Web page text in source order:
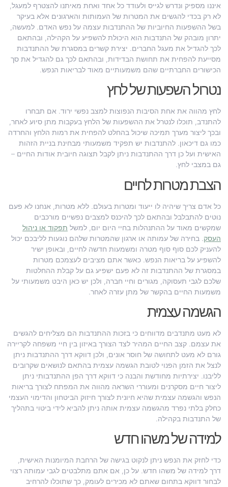
איננו מספיק ונדרש לגייס ולעודד כל אחד ואחת מאיתנו להצטרף למעגל,
לא רק בכדי להגשים את המטרות של העמותות והארגונים אלא בעיקר
בשל ההשפעות החיוביות של ההתנדבות עצמה על נפש האדם. למעשה,
יתרון מובהק של התנדבות הוא היכולת להשפיע על הקהילה, ובהתאם
לכך להגדיל את מעגל החברים. יצירת קשרים במסגרת של ההתנדבות
מסייעת להפחית את תחושת הבדידות, ובהתאם לכך גם להגדיל את סך
הכישורים החברתיים שהם משמעותיים מאוד לבריאות הנפש.
נטרול השפעות של לחץ
לחץ מהווה את אחת הסיבות הנפוצות למצב נפשי ירוד. אם תבחרו
להתנדב, תוכלו לנטרל את ההשפעות של הלחץ בעקבות מתן סיוע לאחר,
ובכך ליצור מערך תמיכה שיכול בהחלט להפחית את רמות הלחץ והחרדה
כמו גם דיכאון. להתנדבות יש תפקיד משמעותי מבחינת בניית הזהות
האישית ועל כן דרך ההתנדבות ניתן לקבל תצוגה חיובית אודות החיים –
גם במצבי לחץ.
הצבת מטרות לחיים
כל אדם צריך שיהיה לו ייעוד ומטרות בעולם. ללא מטרות, אנחנו לא פעם
נוטים להתבלבל ובהתאם לכך להיכנס למצבים נפשיים מורכבים
שמקשים מאוד על ההתנהלות בחיי היום יום, למשל תפקוד או ניהול
העסק . בחירה של עמותה או ארגון שהמטרות שלהם נוגעות לליבכם יכול
להעניק לכם סוף סוף מטרה ומשמעות חדשה לחיים, ובאופן ישיר
להשפיע על בריאות הנפש. כאשר אתם מציבים לעצמכם מטרות
במסגרת של ההתנדבות זה לא פעם ישפיע גם על קבלת ההחלטות
שלכם לגבי תעסוקה, מגורים וחיי חברה, ולכן יש כאן היבט משמעותי על
משמעות החיים בהקשר של מתן עזרה לאחר.
הגשמה עצמית
לא מעט מתנדבים מדווחים כי בזכות ההתנדבות הם מצליחים להגשים
את עצמם. קצב החיים המהיר לצד הצורך באיזון בין חיי משפחה לקריירה
גורם לא מעט לתחושה של חוסר אונים, ולכן דווקא דרך ההתנדבות ניתן
לנצל את הזמן הפנוי לטובת הגשמה עצמית בהתאם לנושאים שקרובים
לליבנו. יצירתיות מחודשת והבנה כי דווקא דרך הפן ההתנדבותי ניתן
ליצור חיים מסקרנים ומעוררי השראה מהווה את המפתח לצורך בריאות
הנפש והגשמה עצמית שהיא חיונית לצורך חיזוק הביטחון והדימוי העצמי
כחלק בלתי נפרד מהגשמה עצמית אותה ניתן להביא לידי ביטוי בתהליך
של התנדבות בקהילה.
למידה של משהו חדש
כדי לחזק את הנפש ניתן לנקוט בגישה של הרחבת המיומנות האישית,
דרך למידה של משהו חדש. על כן, אם אתם מתלבטים לגבי עמותה רצוי
לבחור דווקא בתחום שאתם לא מכירים לעומק, כך שתוכלו להרחיב